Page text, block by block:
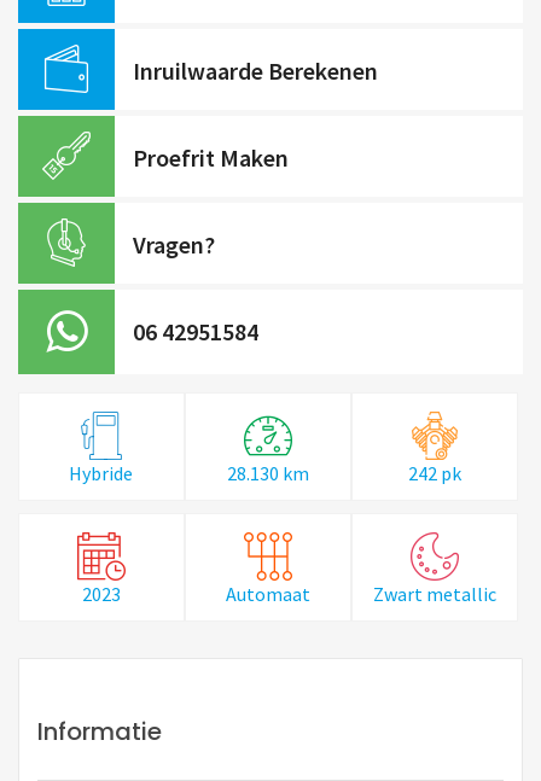
Inruilwaarde Berekenen
Proefrit Maken
Vragen?
06 42951584
Hybride 28.130 km 242 pk
2023 Automaat Zwart metallic
Informatie